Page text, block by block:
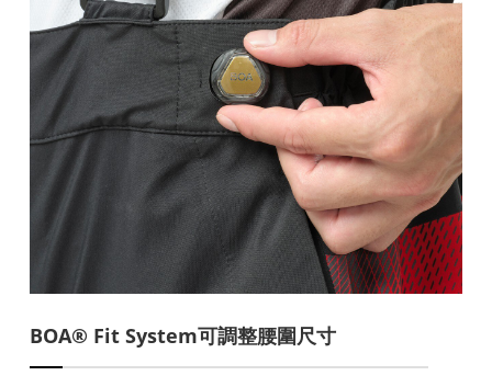
BOA® Fit System可調整腰圍尺寸